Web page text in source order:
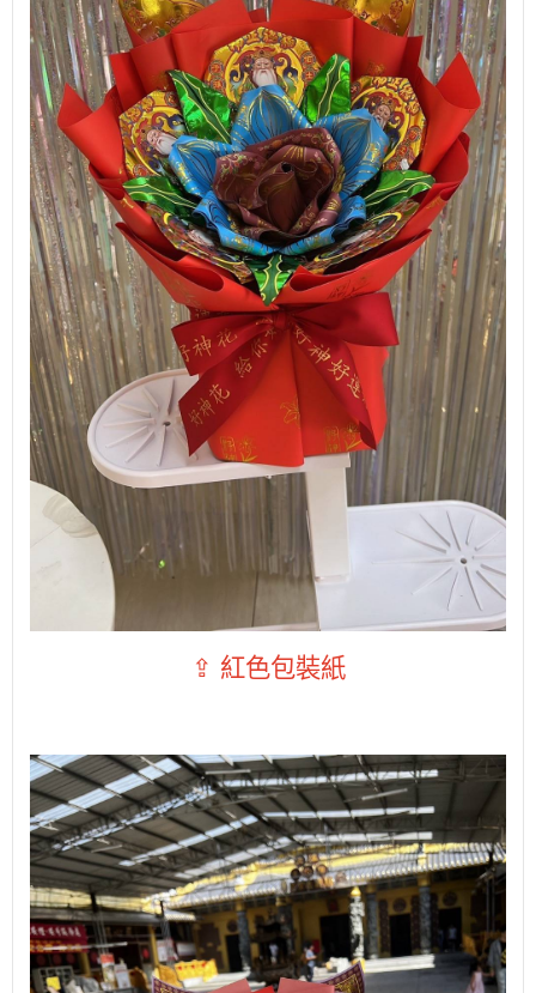
⇪ 紅色包裝紙